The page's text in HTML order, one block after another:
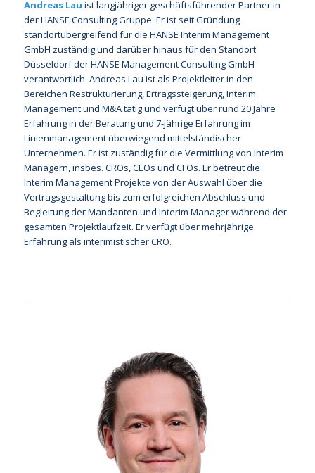
Andreas Lau ist langjähriger geschäftsführender Partner in
der HANSE Consulting Gruppe. Er ist seit Gründung
standortübergreifend für die HANSE Interim Management
GmbH zuständig und darüber hinaus für den Standort
Düsseldorf der HANSE Management Consulting GmbH
verantwortlich. Andreas Lau ist als Projektleiter in den
Bereichen Restrukturierung, Ertragssteigerung, Interim
Management und M&A tätig und verfügt über rund 20 Jahre
Erfahrung in der Beratung und 7-jährige Erfahrung im
Linienmanagement überwiegend mittelständischer
Unternehmen. Er ist zuständig für die Vermittlung von Interim
Managern, insbes. CROs, CEOs und CFOs. Er betreut die
Interim Management Projekte von der Auswahl über die
Vertragsgestaltung bis zum erfolgreichen Abschluss und
Begleitung der Mandanten und Interim Manager während der
gesamten Projektlaufzeit. Er verfügt über mehrjährige
Erfahrung als interimistischer CRO.